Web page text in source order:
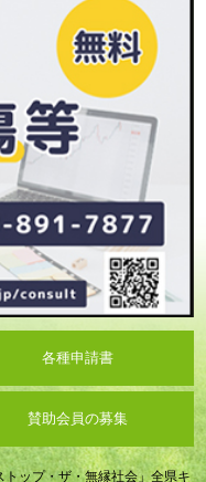
各種申請書
賛助会員の募集
ップ・ザ・無縁社会」全県キ